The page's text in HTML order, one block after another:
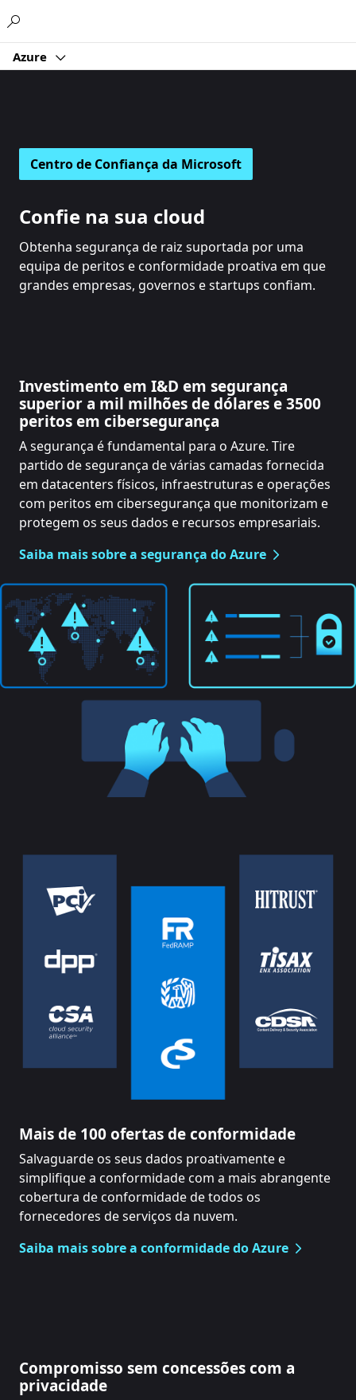
Azure
Centro de Confiança da Microsoft
Confie na sua cloud
Obtenha segurança de raiz suportada por uma
equipa de peritos e conformidade proativa em que
grandes empresas, governos e startups confiam.
Investimento em I&D em segurança
superior a mil milhões de dólares e 3500
peritos em cibersegurança
A segurança é fundamental para o Azure. Tire
partido de segurança de várias camadas fornecida
em datacenters físicos, infraestruturas e operações
com peritos em cibersegurança que monitorizam e
protegem os seus dados e recursos empresariais.
Saiba mais sobre a segurança do Azure
Mais de 100 ofertas de conformidade
Salvaguarde os seus dados proativamente e
simplifique a conformidade com a mais abrangente
cobertura de conformidade de todos os
fornecedores de serviços da nuvem.
Saiba mais sobre a conformidade do Azure
Compromisso sem concessões com a
privacidade